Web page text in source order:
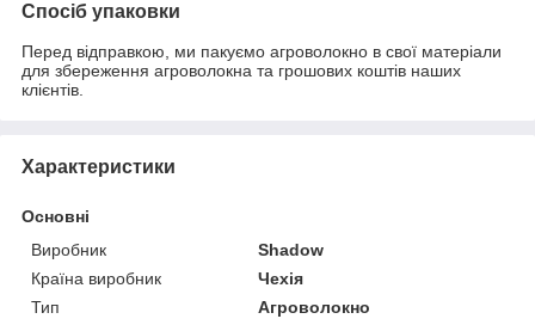
Спосіб упаковки
Перед відправкою, ми пакуємо агроволокно в свої матеріали
для збереження агроволокна та грошових коштів наших
клієнтів.
Характеристики
Основні
Виробник
Shadow
Країна виробник
Чехія
Тип
Агроволокно